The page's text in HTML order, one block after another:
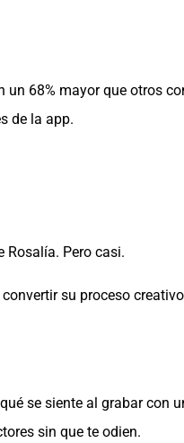
un 68% mayor que otros
de la app.
Rosalía. Pero casi.
su proceso
se siente al grabar con
sin que te odien.